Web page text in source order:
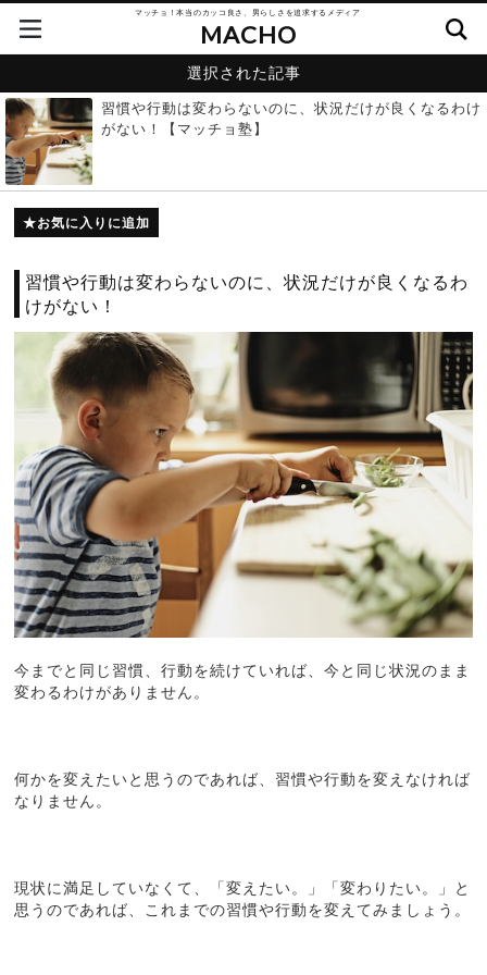
マッチョ！本当のカッコ良さ、男らしさを追求するメディア
MACHO
選択された記事
習慣や行動は変わらないのに、状況だけが良くなるわけ
がない！【マッチョ塾】
お気に入りに追加
習慣や行動は変わらないのに、状況だけが良くなるわ
けがない！
今までと同じ習慣、行動を続けていれば、今と同じ状況のまま
変わるわけがありません。
何かを変えたいと思うのであれば、習慣や行動を変えなければ
なりません。
現状に満足していなくて、「変えたい。」「変わりたい。」と
思うのであれば、これまでの習慣や行動を変えてみましょう。